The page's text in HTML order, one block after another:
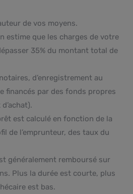
de vos moyens.
estime que les charges de votre
35% du montant total de
d’enregistrement au
financés par des fonds propres
est calculé en fonction de la
de l’emprunteur, des taux du
généralement remboursé sur
Plus la durée est courte, plus
est bas.